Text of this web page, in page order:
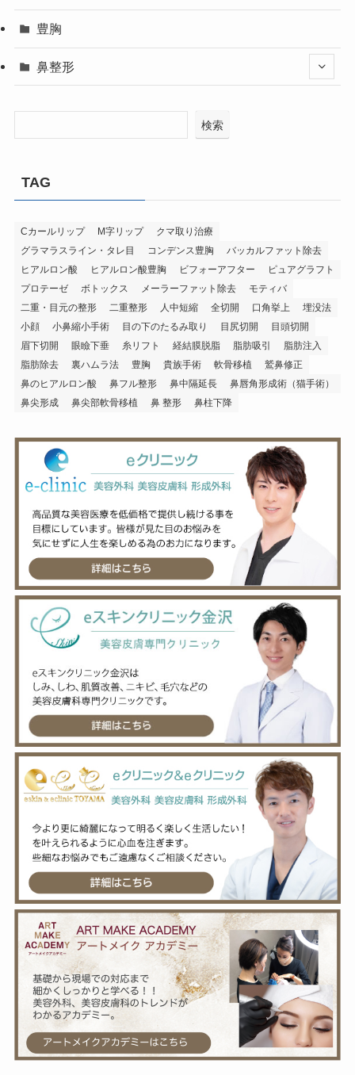
豊胸
鼻整形
検索
TAG
Cカールリップ M字リップ
クマ取り治療
グラマラスライン・タレ目
コンデンス豊胸
バッカルファット除去
ヒアルロン酸
ヒアルロン酸豊胸 ビフォーアフター
ピュアグラフト
プロテーゼ
ボトックス メーラーファット除去
モティバ
二重・目元の整形
二重整形 人中短縮 全切開 口角挙上
埋没法
小顔
小鼻縮小手術 目の下のたるみ取り 目尻切開
目頭切開
眉下切開
眼瞼下垂 糸リフト 経結膜脱脂 脂肪吸引
脂肪注入
脂肪除去
裏ハムラ法 豊胸 貴族手術 軟骨移植
鷲鼻修正
鼻のヒアルロン酸
鼻フル整形 鼻中隔延長
鼻唇角形成術（猫手術）
鼻尖形成
鼻尖部軟骨移植 鼻 整形 鼻柱下降